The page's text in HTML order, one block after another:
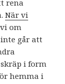
rena
När vi
om
går att
i form
hemma i